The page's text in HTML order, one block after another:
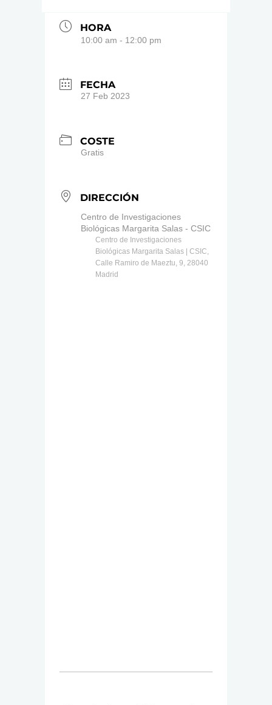
HORA
10:00 am - 12:00 pm
FECHA
27 Feb 2023
COSTE
Gratis
DIRECCIÓN
Centro de Investigaciones
Biológicas Margarita Salas - CSIC
Centro de Investigaciones
Biológicas Margarita Salas | CSIC,
Calle Ramiro de Maeztu, 9, 28040
Madrid